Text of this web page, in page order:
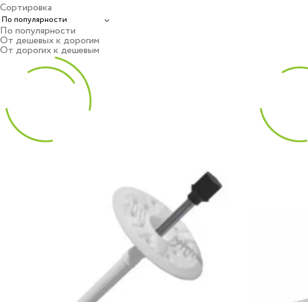
Сортировка
По популярности
От дешевых к дорогим
От дорогих к дешевым